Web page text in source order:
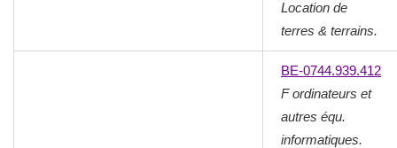
Location de
terres & terrains.
BE-0744.939.412
F ordinateurs et
autres équ.
informatiques.